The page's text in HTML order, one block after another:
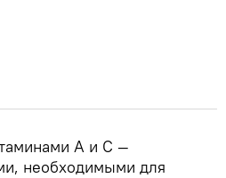
А и С —
необходимыми для